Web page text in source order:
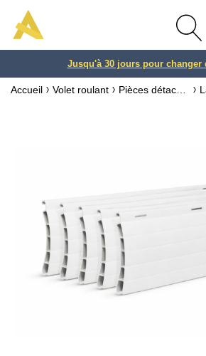
3 ou 4x
Jusqu'à 30 jours pour changer
Accueil Volet roulant